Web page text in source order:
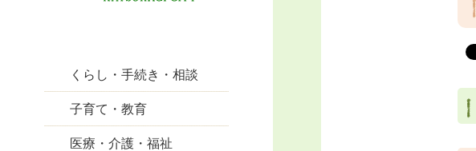
くらし・手続き・相談
子育て・教育
医療・介護・福祉